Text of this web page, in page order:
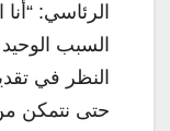
الرئاسي:
السبب
النظر في
حتى نتمكن